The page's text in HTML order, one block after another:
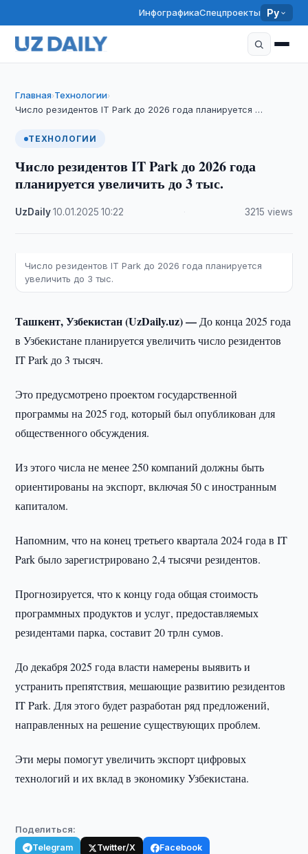
ИнфографикаСпецпроекты Ру
Главная›Технологии›
​​​​​​​Число резидентов IT Park до 2026 года планируется …
ТЕХНОЛОГИИ
​​​​​​​Число резидентов IT Park до 2026 года
планируется увеличить до 3 тыс.
UzDaily·10.01.2025 ·10:22 3215 views
Число резидентов IT Park до 2026 года планируется
увеличить до 3 тыс.
Ташкент, Узбекистан (UzDaily.uz) —До конца 2025 года
в Узбекистане планируется увеличить число резидентов
IT Park до 3 тысяч.
Это предусмотрено проектом государственной
программы на 2025 год, который был опубликован для
общественного обсуждения.
Из этого числа не менее 250 компаний должны быть
ориентированы на экспорт, включая 50 с иностранным
капиталом.
Напомним, что на конец третьего квартала 2024 года в IT
Park было зарегистрировано 2,4 тысячи резидентов.
Прогнозируется, что к концу года общая стоимость
программных продуктов и услуг, предоставляемых
резидентами парка, составит 20 трлн сумов.
До декабря 2025 года власти намерены выявить и
устранить препятствия, мешающие развитию резидентов
IT Park. Для этого будет разработан ряд предложений,
направленных на решение существующих проблем.
Эти меры помогут увеличить экспорт цифровых
технологий и их вклад в экономику Узбекистана.
Поделиться:
Telegram Twitter/X Facebook